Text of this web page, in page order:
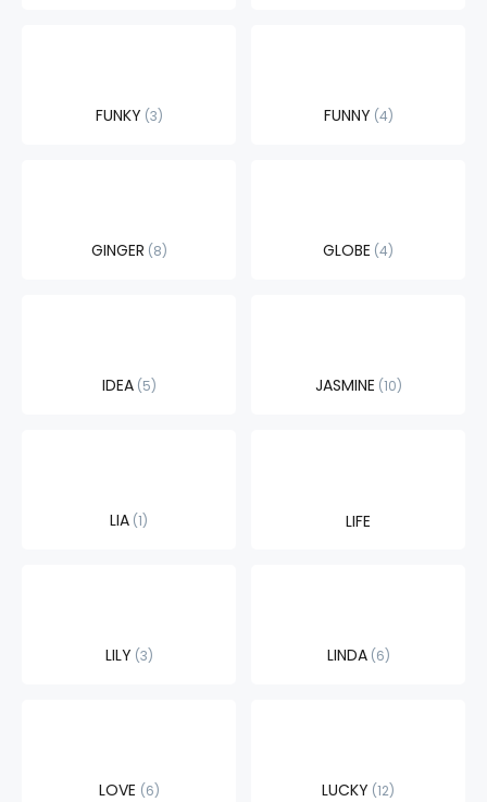
FUNKY 3 FUNNY 4
GINGER 8 GLOBE 4
IDEA 5 JASMINE 10
LIA 1 LIFE
LILY 3 LINDA 6
LOVE 6 LUCKY 12